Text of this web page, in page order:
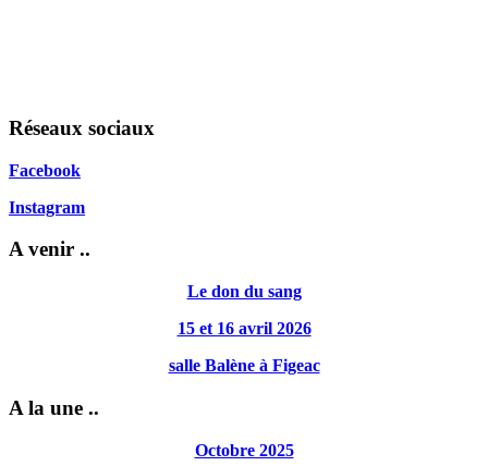
Réseaux sociaux
Facebook
Instagram
A venir ..
Le don du sang
15 et 16 avril 2026
salle Balène à Figeac
A la une ..
Octobre 2025